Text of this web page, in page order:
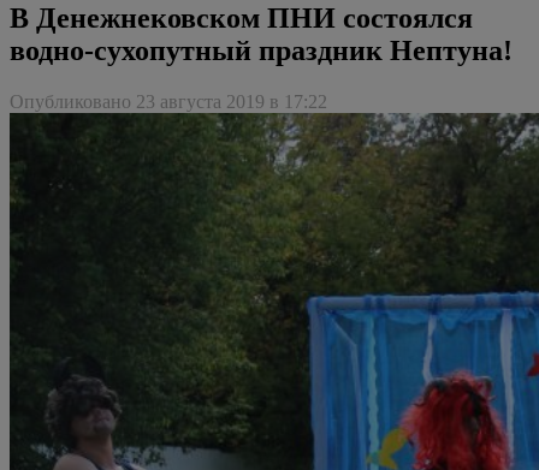
В Денежнековском ПНИ состоялся
водно-сухопутный праздник Нептуна!
Опубликовано 23 августа 2019 в 17:22